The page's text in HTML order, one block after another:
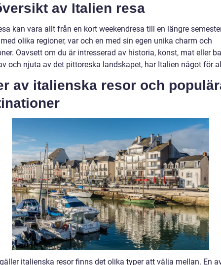
av Italien resa
kan vara allt från en kort weekendresa till en längre
olika regioner, var och en med sin egen unika charm och
Oavsett om du är intresserad av historia, konst, mat eller
och njuta av det pittoreska landskapet, har Italien något för
av italienska resor och
italienska resor finns det olika typer att välja mellan. En